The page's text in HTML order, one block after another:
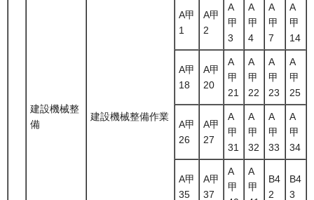
建設機械整
備
建設機械整備作業
A甲
1
A甲
2
A
甲
3
A
甲
4
A
甲
7
A
甲
14
A甲
18
A甲
20
A
甲
21
A
甲
22
A
甲
23
A
甲
25
A甲
26
A甲
27
A
甲
31
A
甲
32
A
甲
33
A
甲
34
A甲
35
A甲
37
A
甲
A
甲
B4
2
B4
3